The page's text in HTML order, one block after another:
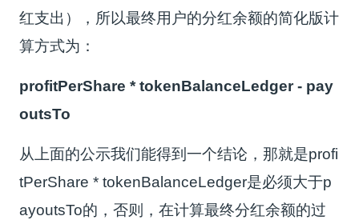
红支出），所以最终用户的分红余额的简化版计
算方式为：
profitPerShare * tokenBalanceLedger - pay
outsTo
从上面的公示我们能得到一个结论，那就是profi
tPerShare * tokenBalanceLedger是必须大于p
ayoutsTo的，否则，在计算最终分红余额的过